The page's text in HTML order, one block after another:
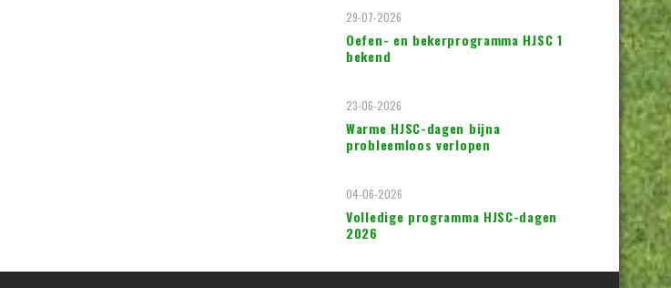
Oefen- en bekerprogramma HJSC 1
bekend
29-07-2026
Warme HJSC-dagen bijna
probleemloos verlopen
23-06-2026
Volledige programma HJSC-dagen
2026
04-06-2026